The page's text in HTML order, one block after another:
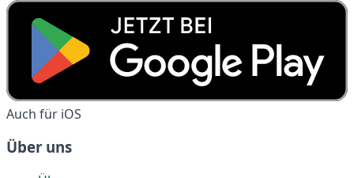
Auch für iOS
Über uns